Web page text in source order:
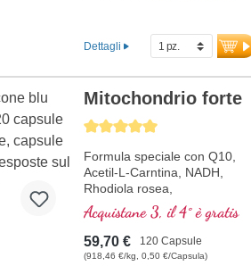
Dettagli
Average rating of 5 out of 5 stars
Mitochondrio forte
Formula speciale con Q10,
Acetil-L-Carntina, NADH,
Rhodiola rosea,
Fosfatidilserina, Glutatione,
Cordyceps e rame, che
contribuisce al normale
metabolismo di energia (sotto
Acquistane 3, il 4° è gratis
59,70 € 120 Capsule
(918,46 €/kg, 0,50 €/Capsula)